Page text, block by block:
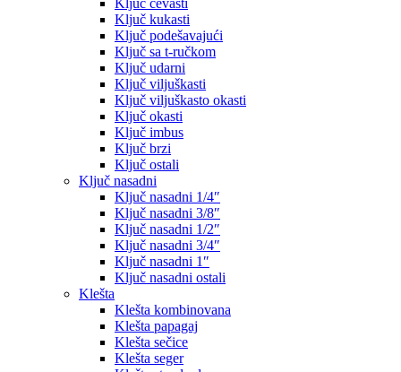
Ključ cevasti
Ključ kukasti
Ključ podešavajući
Ključ sa t-ručkom
Ključ udarni
Ključ viljuškasti
Ključ viljuškasto okasti
Ključ okasti
Ključ imbus
Ključ brzi
Ključ ostali
Ključ nasadni
Ključ nasadni 1/4″
Ključ nasadni 3/8″
Ključ nasadni 1/2″
Ključ nasadni 3/4″
Ključ nasadni 1″
Ključ nasadni ostali
Klešta
Klešta kombinovana
Klešta papagaj
Klešta sečice
Klešta seger